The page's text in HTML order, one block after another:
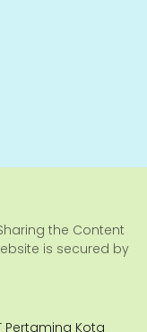
the Content
is secured by
Pertamina Kota